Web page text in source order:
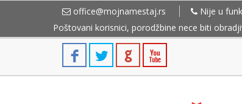
office@mojnamestaj.rs Nije u
Poštovani korisnici, porodžbine nece biti